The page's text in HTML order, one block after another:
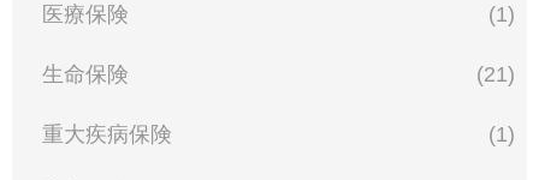
医療保険 (1)
生命保険 (21)
重大疾病保険 (1)